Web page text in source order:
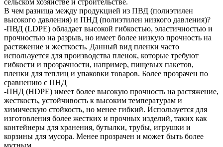
В чем разница между продукцией из ПВД (полиэтилен
высокого давления) и ПНД (полиэтилен низкого давления)?
-ПВД (LDPE) обладает высокой гибкостью, эластичностью и
прочностью на разрыв, но имеет более низкую прочность на
растяжение и жесткость. Данный вид пленки часто
используется для производства пленок, которые требуют
гибкости и прозрачности, например, пищевых пакетов,
пленки для теплиц и упаковки товаров. Более прозрачен по
сравнению с ПНД
-ПНД (HDPE) имеет более высокую прочность на растяжение,
жесткость, устойчивость к высоким температурам и
химическую стойкость, но менее гибкий. Используется для
изготовления более жестких и прочных изделий, таких как
контейнеры для хранения, бутылки, трубы, игрушки и
корзины для мусора. Менее прозрачен и может быть более
мутным.